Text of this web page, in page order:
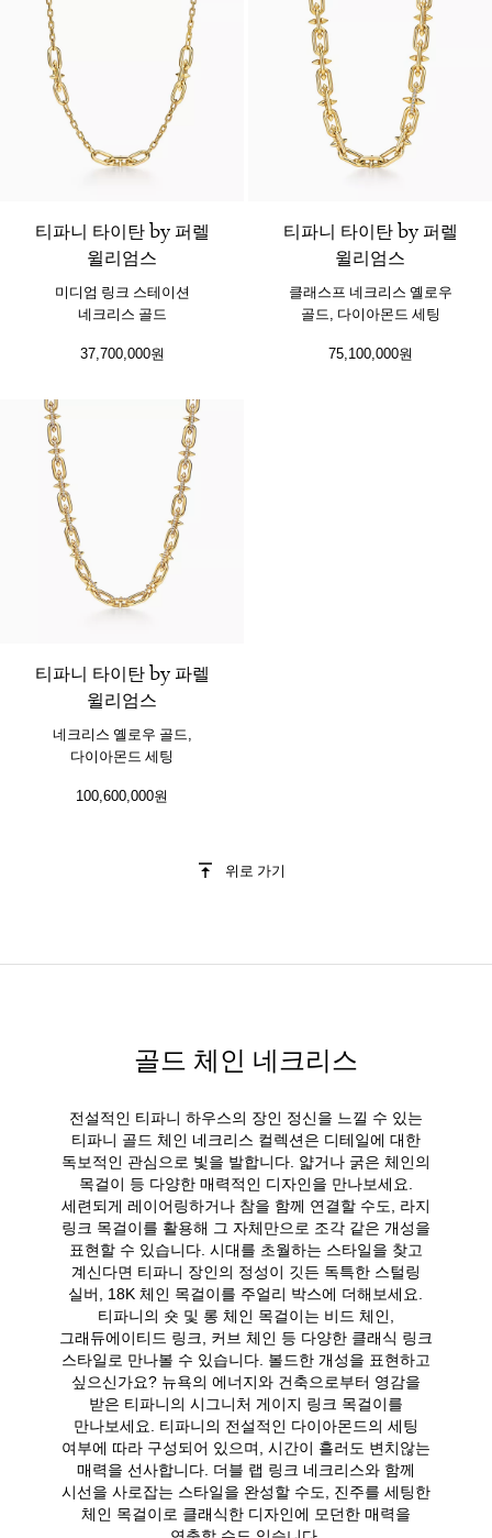
티파니 타이탄 by 퍼렐
윌리엄스
미디엄 링크 스테이션
네크리스 골드
37,700,000원
티파니 타이탄 by 퍼렐
윌리엄스
클래스프 네크리스 옐로우
골드, 다이아몬드 세팅
75,100,000원
티파니 타이탄 by 파렐
윌리엄스
네크리스 옐로우 골드,
다이아몬드 세팅
100,600,000원
위로 가기
골드 체인 네크리스
전설적인 티파니 하우스의 장인 정신을 느낄 수 있는
티파니 골드 체인 네크리스 컬렉션은 디테일에 대한
독보적인 관심으로 빛을 발합니다. 얇거나 굵은 체인의
목걸이 등 다양한 매력적인 디자인을 만나보세요.
세련되게 레이어링하거나 참을 함께 연결할 수도, 라지
링크 목걸이를 활용해 그 자체만으로 조각 같은 개성을
표현할 수 있습니다. 시대를 초월하는 스타일을 찾고
계신다면 티파니 장인의 정성이 깃든 독특한 스털링
실버, 18K 체인 목걸이를 주얼리 박스에 더해보세요.
티파니의 숏 및 롱 체인 목걸이는 비드 체인,
그래듀에이티드 링크, 커브 체인 등 다양한 클래식 링크
스타일로 만나볼 수 있습니다. 볼드한 개성을 표현하고
싶으신가요? 뉴욕의 에너지와 건축으로부터 영감을
받은 티파니의 시그니처 게이지 링크 목걸이를
만나보세요. 티파니의 전설적인 다이아몬드의 세팅
여부에 따라 구성되어 있으며, 시간이 흘러도 변치않는
매력을 선사합니다. 더블 랩 링크 네크리스와 함께
시선을 사로잡는 스타일을 완성할 수도, 진주를 세팅한
체인 목걸이로 클래식한 디자인에 모던한 매력을